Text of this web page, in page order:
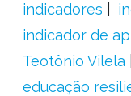
indicadores
indicador de
Teotônio Vilela
educação